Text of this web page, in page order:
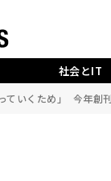
社会とIT
ていくため」 今年創